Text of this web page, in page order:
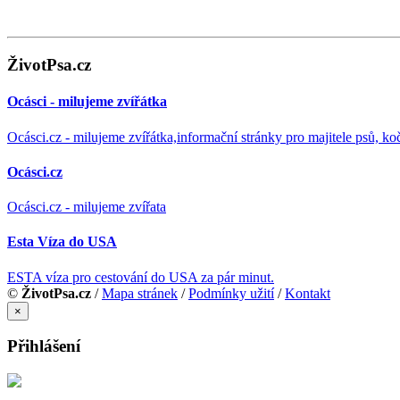
ŽivotPsa.cz
Ocásci - milujeme zvířátka
Ocásci.cz - milujeme zvířátka,informační stránky pro majitele psů,
Ocásci.cz
Ocásci.cz - milujeme zvířata
Esta Víza do USA
ESTA víza pro cestování do USA za pár minut.
© ŽivotPsa.cz /Mapa stránek /Podmínky užití/Kontakt
×
Přihlášení